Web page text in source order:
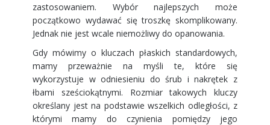
zastosowaniem. Wybór najlepszych może
początkowo wydawać się troszkę skomplikowany.
Jednak nie jest wcale niemożliwy do opanowania.
Gdy mówimy o kluczach płaskich standardowych,
mamy przeważnie na myśli te, które się
wykorzystuje w odniesieniu do śrub i nakrętek z
łbami sześciokątnymi. Rozmiar takowych kluczy
określany jest na podstawie wszelkich odległości, z
którymi mamy do czynienia pomiędzy jego